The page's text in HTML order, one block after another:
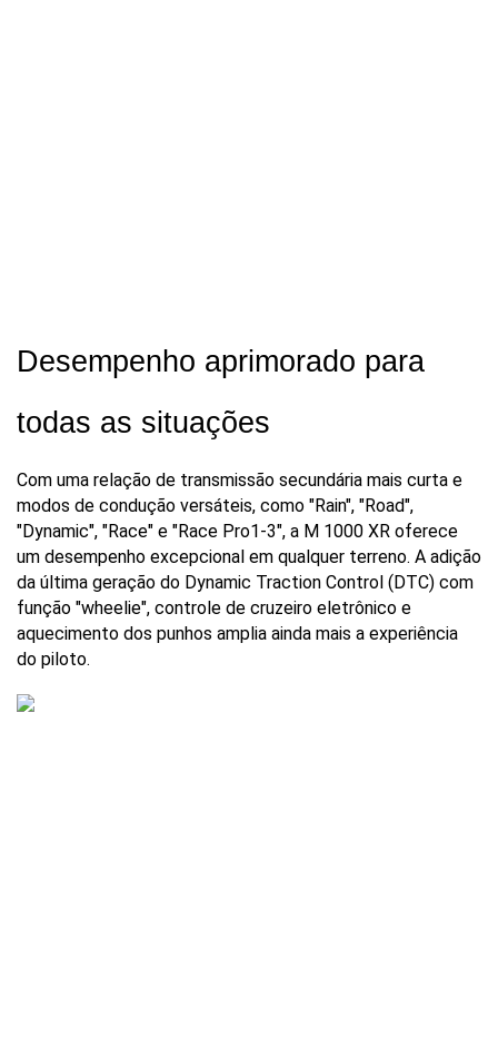
Desempenho aprimorado para
todas as situações
Com uma relação de transmissão secundária mais curta e
modos de condução versáteis, como "Rain", "Road",
"Dynamic", "Race" e "Race Pro1-3", a M 1000 XR oferece
um desempenho excepcional em qualquer terreno. A adição
da última geração do Dynamic Traction Control (DTC) com
função "wheelie", controle de cruzeiro eletrônico e
aquecimento dos punhos amplia ainda mais a experiência
do piloto.